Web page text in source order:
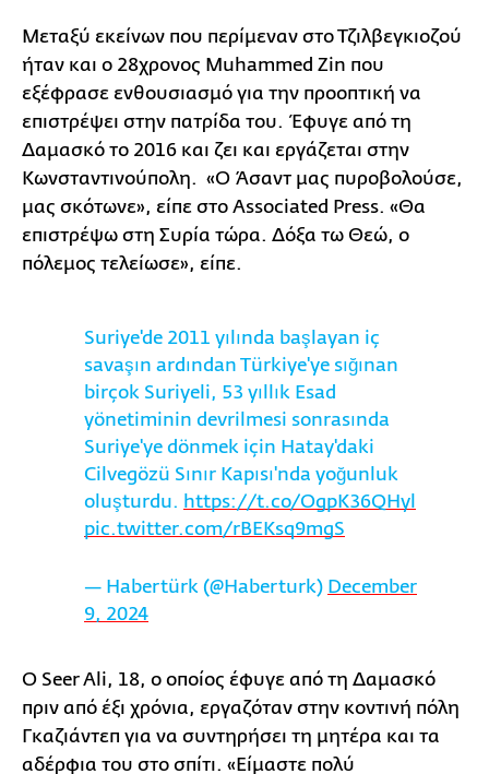
Μεταξύ εκείνων που περίμεναν στο Τζιλβεγκιοζού
ήταν και ο 28χρονος Muhammed Zin που
εξέφρασε ενθουσιασμό για την προοπτική να
επιστρέψει στην πατρίδα του. Έφυγε από τη
Δαμασκό το 2016 και ζει και εργάζεται στην
Κωνσταντινούπολη. «Ο Άσαντ μας πυροβολούσε,
μας σκότωνε», είπε στο Associated Press. «Θα
επιστρέψω στη Συρία τώρα. Δόξα τω Θεώ, ο
πόλεμος τελείωσε», είπε.
Suriye'de 2011 yılında başlayan iç
savaşın ardından Türkiye'ye sığınan
birçok Suriyeli, 53 yıllık Esad
yönetiminin devrilmesi sonrasında
Suriye'ye dönmek için Hatay'daki
Cilvegözü Sınır Kapısı'nda yoğunluk
oluşturdu. https://t.co/OgpK36QHyl
pic.twitter.com/rBEKsq9mgS
— Habertürk (@Haberturk) December
9, 2024
Ο Seer Ali, 18, ο οποίος έφυγε από τη Δαμασκό
πριν από έξι χρόνια, εργαζόταν στην κοντινή πόλη
Γκαζιάντεπ για να συντηρήσει τη μητέρα και τα
αδέρφια του στο σπίτι. «Είμαστε πολύ